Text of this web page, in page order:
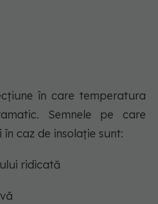
în care temperatura
Semnele pe care
caz de insolație sunt:
ridicată